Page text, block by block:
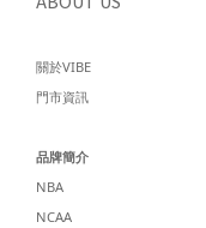
關於VIBE
門市資訊
品牌簡介
NBA
NCAA